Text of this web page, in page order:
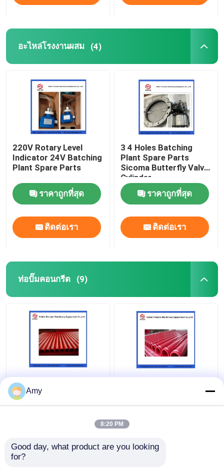
อะไหล่โรงงานผสม (4)
220V Rotary Level
Indicator 24V Batching
Plant Spare Parts
ราคาถูกที่สุด
ติดต่อเรา
3 4 Holes Batching
Plant Spare Parts
Sicoma Butterfly Valve
Cylinder
Electropneumatic
Actuator Cylinder
ราคาถูกที่สุด
ติดต่อเรา
ท่อปั๊มคอนกรีต (9)
Amy
8:20 PM
Good day, what product are you looking
for?